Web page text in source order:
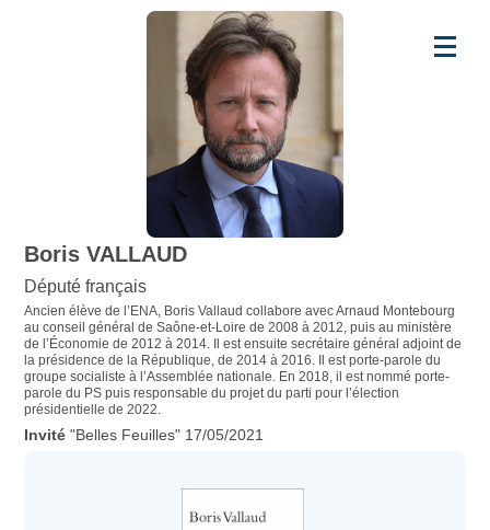
Boris VALLAUD
Député français
Ancien élève de l’ENA, Boris Vallaud collabore avec Arnaud Montebourg
au conseil général de Saône-et-Loire de 2008 à 2012, puis au ministère
de l’Économie de 2012 à 2014. Il est ensuite secrétaire général adjoint de
la présidence de la République, de 2014 à 2016. Il est porte-parole du
groupe socialiste à l’Assemblée nationale. En 2018, il est nommé porte-
parole du PS puis responsable du projet du parti pour l’élection
présidentielle de 2022.
"Belles Feuilles" 17/05/2021